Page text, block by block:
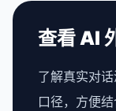
查看 AI
了解真实对
口径，方便